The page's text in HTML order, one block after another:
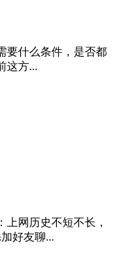
要什么条件，是否都
这方...
上网历史不短不长，
好友聊...